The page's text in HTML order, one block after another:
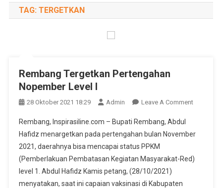
TAG: TERGETKAN
Rembang Tergetkan Pertengahan
Nopember Level I
28 Oktober 2021 18:29 Admin Leave A CommentOn
Level
Rembang, Inspirasiline.com – Bupati Rembang, Abdul
Hafidz menargetkan pada pertengahan bulan November
2021, daerahnya bisa mencapai status PPKM
(Pemberlakuan Pembatasan Kegiatan Masyarakat-Red)
level 1. Abdul Hafidz Kamis petang, (28/10/2021)
menyatakan, saat ini capaian vaksinasi di Kabupaten